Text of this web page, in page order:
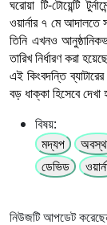
ঘরোয়া টি-টোয়েন্টি
ওয়ার্নার ৭ মে আদালতে
তিনি এখনও
তারিখ নির্ধারণ করা
এই কিংবদন্তি
বড় ধাক্কা হিসেবে দেখা
বিষয়:
মদ্যপ
ডেভিড
নিউজটি আপডেট